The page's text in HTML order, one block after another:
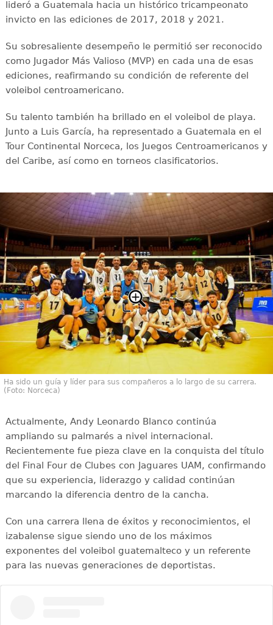
lideró a Guatemala hacia un histórico tricampeonato
invicto en las ediciones de 2017, 2018 y 2021.
Su sobresaliente desempeño le permitió ser reconocido
como Jugador Más Valioso (MVP) en cada una de esas
ediciones, reafirmando su condición de referente del
voleibol centroamericano.
Su talento también ha brillado en el voleibol de playa.
Junto a Luis García, ha representado a Guatemala en el
Tour Continental Norceca, los Juegos Centroamericanos y
del Caribe, así como en torneos clasificatorios.
Ha sido un guía y líder para sus compañeros a lo largo de su carrera.
(Foto: Norceca)
Actualmente, Andy Leonardo Blanco continúa
ampliando su palmarés a nivel internacional.
Recientemente fue pieza clave en la conquista del título
del Final Four de Clubes con Jaguares UAM, confirmando
que su experiencia, liderazgo y calidad continúan
marcando la diferencia dentro de la cancha.
Con una carrera llena de éxitos y reconocimientos, el
izabalense sigue siendo uno de los máximos
exponentes del voleibol guatemalteco y un referente
para las nuevas generaciones de deportistas.